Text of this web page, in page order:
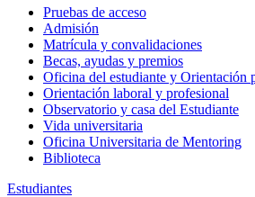
Pruebas de acceso
Admisión
Matrícula y convalidaciones
Becas, ayudas y premios
Oficina del estudiante y Orientación
Orientación laboral y profesional
Observatorio y casa del Estudiante
Vida universitaria
Oficina Universitaria de Mentoring
Biblioteca
Estudiantes